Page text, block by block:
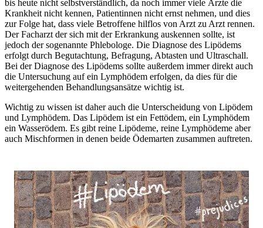
bis heute nicht selbstverständlich, da noch immer viele Ärzte die
Krankheit nicht kennen, Patientinnen nicht ernst nehmen, und dies
zur Folge hat, dass viele Betroffene hilflos von Arzt zu Arzt rennen.
Der Facharzt der sich mit der Erkrankung auskennen sollte, ist
jedoch der sogenannte Phlebologe. Die Diagnose des Lipödems
erfolgt durch Begutachtung, Befragung, Abtasten und Ultraschall.
Bei der Diagnose des Lipödems sollte außerdem immer direkt auch
die Untersuchung auf ein Lymphödem erfolgen, da dies für die
weitergehenden Behandlungsansätze wichtig ist.
Wichtig zu wissen ist daher auch die Unterscheidung von Lipödem
und Lymphödem. Das Lipödem ist ein Fettödem, ein Lymphödem
ein Wasserödem. Es gibt reine Lipödeme, reine Lymphödeme aber
auch Mischformen in denen beide Ödemarten zusammen auftreten.